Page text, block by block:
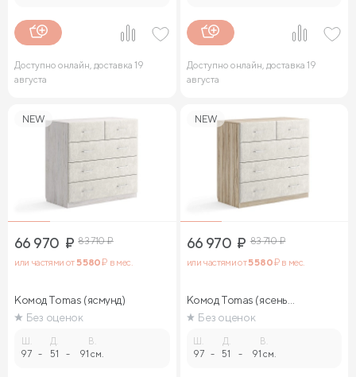
Доступно онлайн, доставка 19
августа
Доступно онлайн, доставка 19
августа
NEW
66 970 ₽ 83 710₽
или частями от5 580₽ в мес.
Комод Tomas (ясмунд)
Без оценок
97 -
Д.
51 -
В.
91 см.
NEW
66 970 ₽ 83 710₽
или частями от5 580₽ в мес.
Комод Tomas (ясень
ориноко)
Без оценок
97 -
Д.
51 -
В.
91 см.